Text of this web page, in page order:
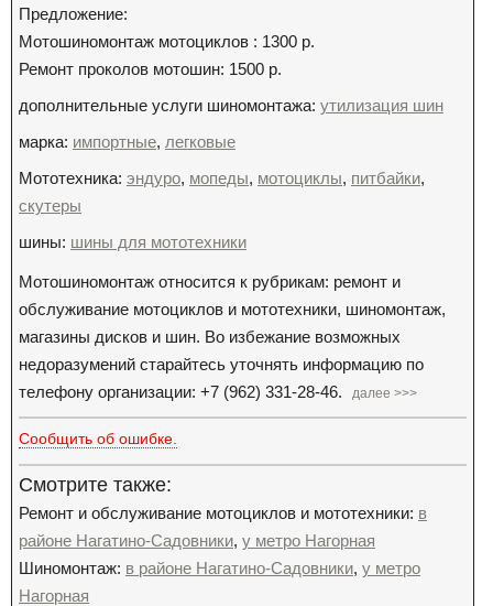
Предложение:
Мотошиномонтаж мотоциклов : 1300 р.
Ремонт проколов мотошин: 1500 р.
дополнительные услуги шиномонтажа: утилизация шин
марка: импортные, легковые
Мототехника: эндуро, мопеды, мотоциклы, питбайки,
скутеры
шины: шины для мототехники
Мотошиномонтаж относится к рубрикам: ремонт и
обслуживание мотоциклов и мототехники, шиномонтаж,
магазины дисков и шин. Во избежание возможных
недоразумений старайтесь уточнять информацию по
телефону организации: +7 (962) 331-28-46.
далее >>>
Сообщить об ошибке.
Смотрите также:
Ремонт и обслуживание мотоциклов и мототехники: в
районе Нагатино-Садовники, у метро Нагорная
Шиномонтаж: в районе Нагатино-Садовники, у метро
Нагорная